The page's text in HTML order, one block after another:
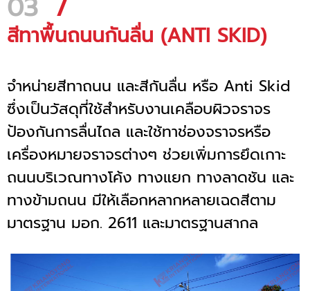
สีทาพื้นถนนกันลื่น (ANTI SKID)
จำหน่ายสีทาถนน และสีกันลื่น หรือ Anti Skid
ซึ่งเป็นวัสดุที่ใช้สำหรับงานเคลือบผิวจราจร
ป้องกันการลื่นไถล และใช้ทาช่องจราจรหรือ
เครื่องหมายจราจรต่างๆ ช่วยเพิ่มการยึดเกาะ
ถนนบริเวณทางโค้ง ทางแยก ทางลาดชัน และ
ทางข้ามถนน มีให้เลือกหลากหลายเฉดสีตาม
มาตรฐาน มอก. 2611 และมาตรฐานสากล